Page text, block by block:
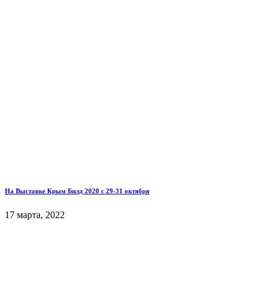
На Выставке Крым Билд 2020 с 29-31 октября
17 марта, 2022